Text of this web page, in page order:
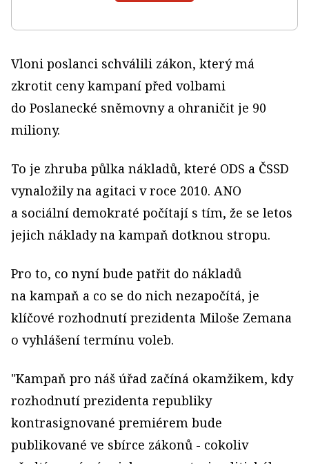
Vloni poslanci schválili zákon, který má
zkrotit ceny kampaní před volbami
do Poslanecké sněmovny a ohraničit je 90
miliony.
To je zhruba půlka nákladů, které ODS a ČSSD
vynaložily na agitaci v roce 2010. ANO
a sociální demokraté počítají s tím, že se letos
jejich náklady na kampaň dotknou stropu.
Pro to, co nyní bude patřit do nákladů
na kampaň a co se do nich nezapočítá, je
klíčové rozhodnutí prezidenta Miloše Zemana
o vyhlášení termínu voleb.
"Kampaň pro náš úřad začíná okamžikem, kdy
rozhodnutí prezidenta republiky
kontrasignované premiérem bude
publikované ve sbírce zákonů - cokoliv